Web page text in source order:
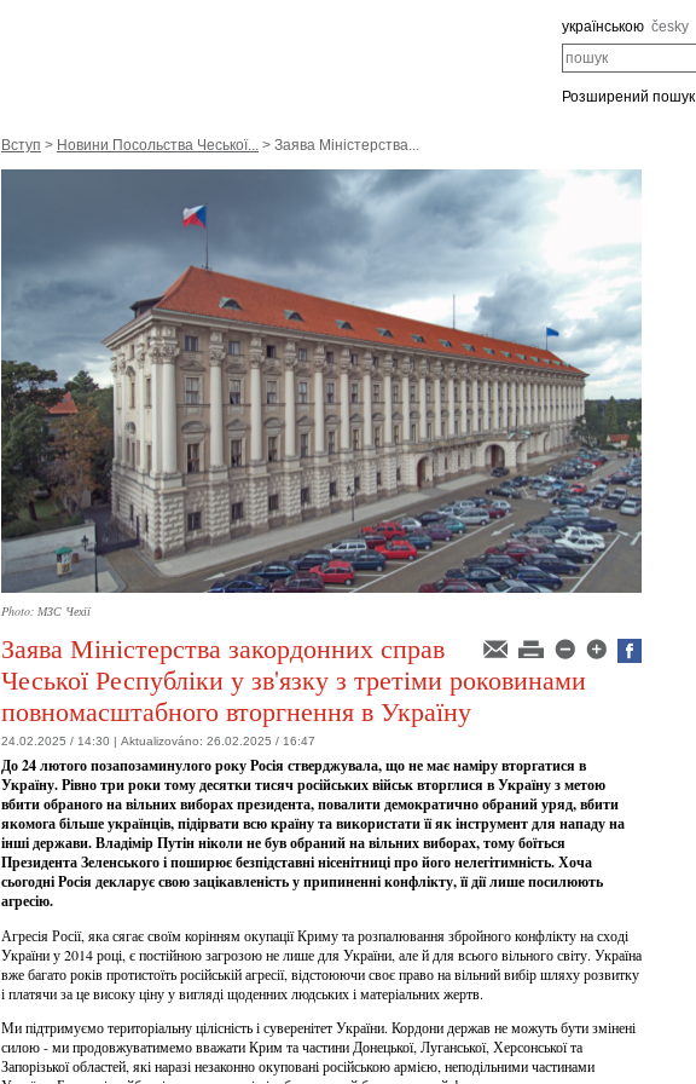
українською česky
пошук
Розширений пошук
Вступ > Новини Посольствa Чеської... > Заява Міністерства...
Photo: МЗС Чехії
Заява Міністерства закордонних справ
Чеської Республіки у зв'язку з третіми роковинами
повномасштабного вторгнення в Україну
24.02.2025 / 14:30 | Aktualizováno: 26.02.2025 / 16:47
До 24 лютого позапозаминулого року Росія стверджувала, що не має наміру вторгатися в
Україну. Рівно три роки тому десятки тисяч російських військ вторглися в Україну з метою
вбити обраного на вільних виборах президента, повалити демократично обраний уряд, вбити
якомога більше українців, підірвати всю країну та використати її як інструмент для нападу на
інші держави. Владімір Путін ніколи не був обраний на вільних виборах, тому боїться
Президента Зеленського і поширює безпідставні нісенітниці про його нелегітимність. Хоча
сьогодні Росія декларує свою зацікавленість у припиненні конфлікту, її дії лише посилюють
агресію.
Агресія Росії, яка сягає своїм корінням окупації Криму та розпалювання збройного конфлікту на сході
України у 2014 році, є постійною загрозою не лише для України, але й для всього вільного світу. Україна
вже багато років протистоїть російській агресії, відстоюючи своє право на вільний вибір шляху розвитку
і платячи за це високу ціну у вигляді щоденних людських і матеріальних жертв.
Ми підтримуємо територіальну цілісність і суверенітет України. Кордони держав не можуть бути змінені
силою - ми продовжуватимемо вважати Крим та частини Донецької, Луганської, Херсонської та
Запорізької областей, які наразі незаконно окуповані російською армією, неподільними частинами